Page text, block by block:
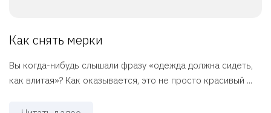
Как снять мерки
Вы когда-нибудь слышали фразу «одежда должна сидеть,
как влитая»? Как оказывается, это не просто красивый ...